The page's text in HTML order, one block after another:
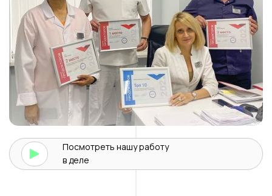
Посмотреть нашуработу
в деле